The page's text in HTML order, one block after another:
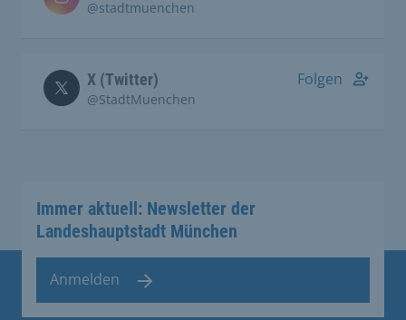
@stadtmuenchen
X (Twitter)
@StadtMuenchen
Folgen
Immer aktuell: Newsletter der
Landeshauptstadt München
Anmelden